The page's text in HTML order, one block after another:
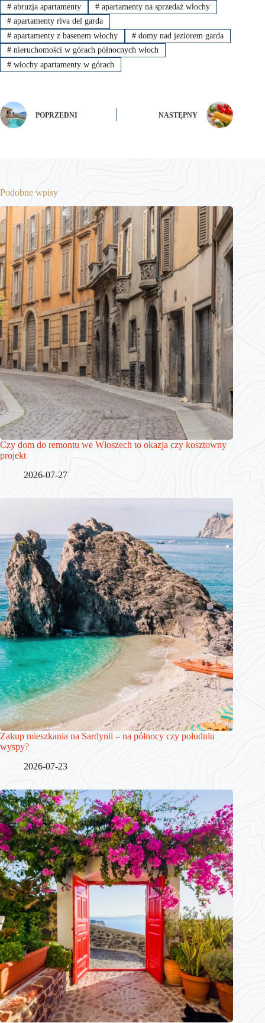
#abruzja apartamenty #apartamenty na sprzedaż włochy
#apartamenty riva del garda
#apartamenty z basenem włochy #domy nad jeziorem garda
#nieruchomości w górach północnych włoch
#włochy apartamenty w górach
POPRZEDNI NASTĘPNY
Podobne wpisy
Czy dom do remontu we Włoszech to okazja czy kosztowny
projekt
2026-07-27
Zakup mieszkania na Sardynii – na północy czy południu
wyspy?
2026-07-23